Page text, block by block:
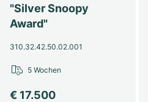
"Silver Snoopy
Award"
310.32.42.50.02.001
€ 17.500
5 Wochen